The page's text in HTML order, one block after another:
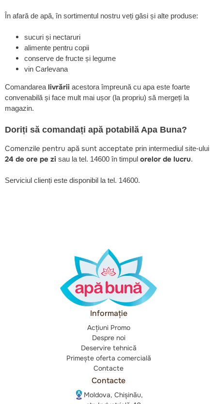
În afară de apă, în sortimentul nostru veți găsi și alte produse:
sucuri și nectaruri
alimente pentru copii
conserve de fructe și legume
vin Carlevana
Comandarea livrării acestora împreună cu apa este foarte
convenabilă și face mult mai ușor (la propriu) să mergeți la
magazin.
Doriți să comandați apă potabilă Apa Buna?
Comenzile pentru apă sunt acceptate prin intermediul site-ului
24 de ore pe zi sau la tel. 14600 în timpul orelor de lucru.
Serviciul clienți este disponibil la tel. 14600.
Informație
Acțiuni Promo
Despre noi
Deservire tehnică
Primește oferta comercială
Contacte
Contacte
Moldova, Chișinău,